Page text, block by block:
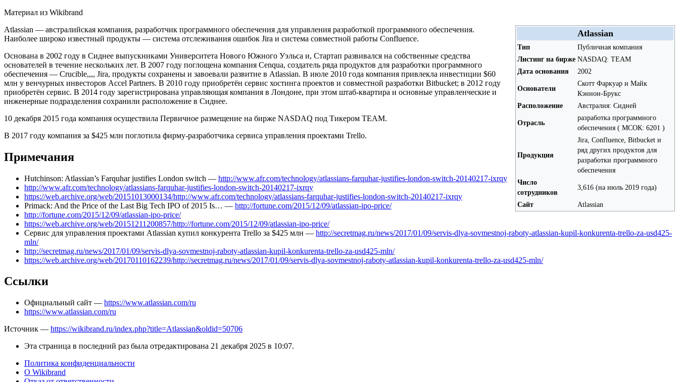
Материал из Wikibrand
Atlassian
Тип
Публичная компания
Листинг на бирже NASDAQ: TEAM
Дата основания
2002
Основатели
Скотт Фаркуар и Майк
Кэннон-Брукс
Расположение
Австралия: Сидней
Отрасль
разработка программного
обеспечения ( МСОК: 6201 )
Продукция
Jira, Confluence, Bitbucket и
ряд других продуктов для
разработки программного
обеспечения
Число
сотрудников
3,616 (на июль 2019 года)
Сайт Atlassian
Atlassian — австралийская компания, разработчик программного обеспечения для управления разработкой программного обеспечения.
Наиболее широко известный продукты — система отслеживания ошибок Jira и система совместной работы Confluence.
Основана в 2002 году в Сиднее выпускниками Университета Нового Южного Уэльса и, Стартап развивался на собственные средства
основателей в течение нескольких лет. В 2007 году поглощена компания Cenqua, создатель ряда продуктов для разработки программного
обеспечения — Crucible,,,, Jira, продукты сохранены и завоевали развитие в Atlassian. В июле 2010 года компания привлекла инвестиции $60
млн у венчурных инвесторов Accel Partners. В 2010 году приобретён сервис хостинга проектов и совместной разработки Bitbucket; в 2012 году
приобретён сервис. В 2014 году зарегистрирована управляющая компания в Лондоне, при этом штаб-квартира и основные управленческие и
инженерные подразделения сохранили расположение в Сиднее.
10 декабря 2015 года компания осуществила Первичное размещение на бирже NASDAQ под Тикером TEAM.
В 2017 году компания за $425 млн поглотила фирму-разработчика сервиса управления проектами Trello.
Примечания
Hutchinson: Atlassian’s Farquhar justifies London switch — http://www.afr.com/technology/atlassians-farquhar-justifies-london-switch-20140217-ixrqy
http://www.afr.com/technology/atlassians-farquhar-justifies-london-switch-20140217-ixrqy
https://web.archive.org/web/20151013000134/http://www.afr.com/technology/atlassians-farquhar-justifies-london-switch-20140217-ixrqy
Primack: And the Price of the Last Big Tech IPO of 2015 Is… — http://fortune.com/2015/12/09/atlassian-ipo-price/
http://fortune.com/2015/12/09/atlassian-ipo-price/
https://web.archive.org/web/20151211200857/http://fortune.com/2015/12/09/atlassian-ipo-price/
Сервис для управления проектами Atlassian купил конкурента Trello за $425 млн — http://secretmag.ru/news/2017/01/09/servis-dlya-sovmestnoj-raboty-atlassian-kupil-konkurenta-trello-za-usd425-
mln/
http://secretmag.ru/news/2017/01/09/servis-dlya-sovmestnoj-raboty-atlassian-kupil-konkurenta-trello-za-usd425-mln/
https://web.archive.org/web/20170110162239/http://secretmag.ru/news/2017/01/09/servis-dlya-sovmestnoj-raboty-atlassian-kupil-konkurenta-trello-za-usd425-mln/
Ссылки
Официальный сайт — https://www.atlassian.com/ru
https://www.atlassian.com/ru
Источник — https://wikibrand.ru/index.php?title=Atlassian&oldid=50706
Эта страница в последний раз была отредактирована 21 декабря 2025 в 10:07.
Политика конфиденциальности
О Wikibrand